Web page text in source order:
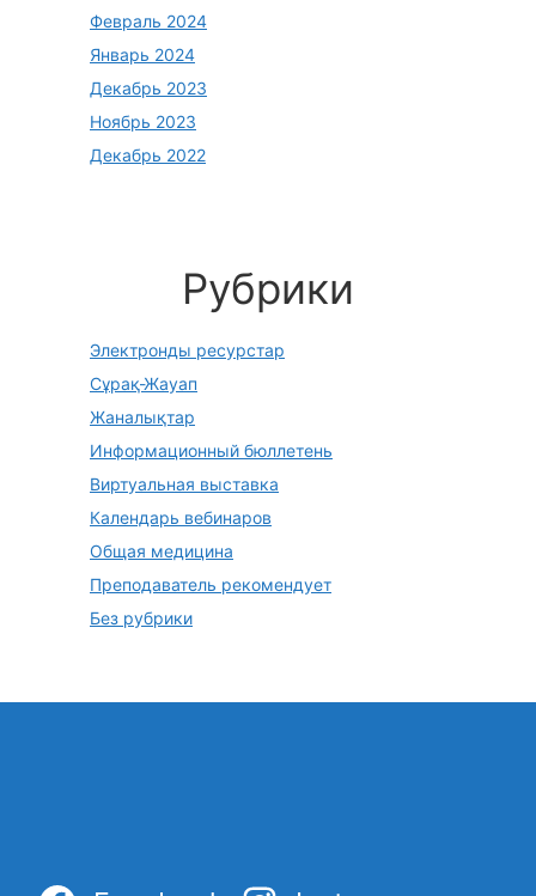
Февраль 2024
Январь 2024
Декабрь 2023
Ноябрь 2023
Декабрь 2022
Рубрики
Электронды ресурстар
Сұрақ-Жауап
Жаналықтар
Информационный бюллетень
Виртуальная выставка
Календарь вебинаров
Общая медицина
Преподаватель рекомендует
Без рубрики